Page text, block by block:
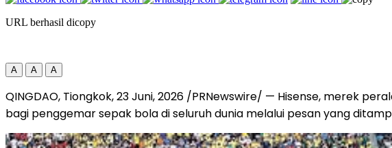
URL berhasil dicopy
A A A
QINGDAO, Tiongkok,23 Juni, 2026 /PRNewswire/ — Hisense, merek
bagi penggemar sepak bola di seluruh dunia melalui pesan yang